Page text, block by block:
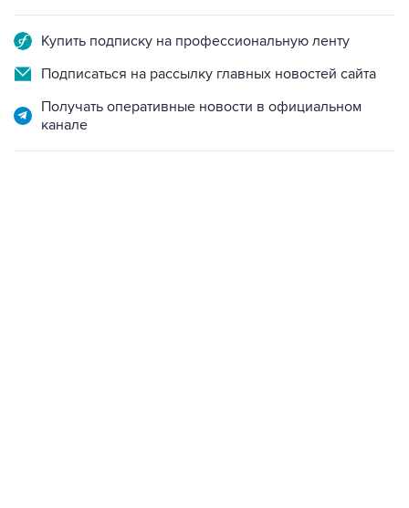
Купить подписку на профессиональную ленту
Подписаться на рассылку главных новостей сайта
Получать оперативные новости в официальном
канале